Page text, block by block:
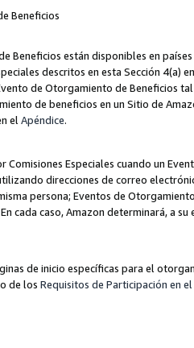
Beneficios
Beneficios están disponibles en
descritos en esta Sección 4(a)
de Otorgamiento de Beneficios tal
de beneficios en un Sitio de
el Apéndice.
Comisiones Especiales cuando un
direcciones de correo
persona; Eventos de
cada caso, Amazon determinará, a
de inicio específicas para el
de los Requisitos de Participación en